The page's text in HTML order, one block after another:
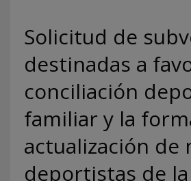
Solicitud de
destinadas a
conciliación
familiar y la
actualización de
deportistas de la